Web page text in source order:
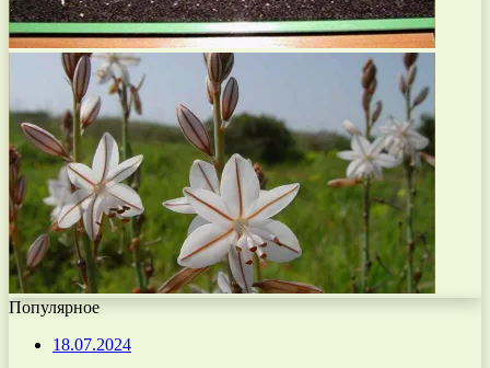
Популярное
18.07.2024